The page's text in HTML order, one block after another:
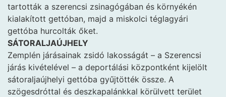
tartották a szerencsi zsinagógában és környékén
kialakított gettóban, majd a miskolci téglagyári
gettóba hurcolták őket.
SÁTORALJAÚJHELY
Zemplén járásainak zsidó lakosságát – a Szerencsi
járás kivételével – a deportálási központként kijelölt
sátoraljaújhelyi gettóba gyűjtötték össze. A
szögesdróttal és deszkapalánkkal körülvett terület